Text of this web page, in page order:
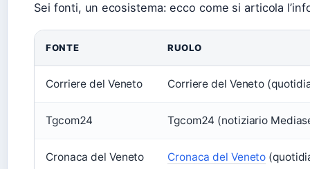
Sei fonti, un ecosistema: ecco come si articola
FONTE RUOLO
Corriere del Veneto Corriere del Veneto
Tgcom24 Tgcom24 (notiziario
Cronaca del Veneto Cronaca del Veneto